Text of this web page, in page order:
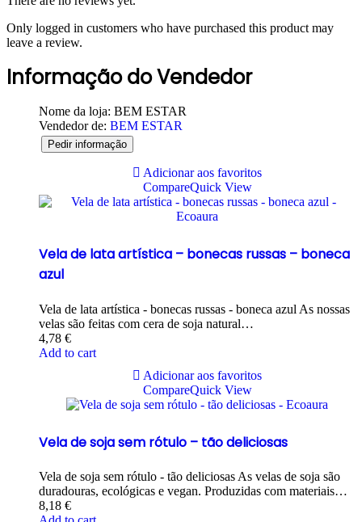
Only logged in customers who have purchased this product may
leave a review.
Informação do Vendedor
Nome da loja: BEM ESTAR
Vendedor de: BEM ESTAR
Pedir informação
Adicionar aos favoritos
CompareQuick View
Vela de lata artística – bonecas russas – boneca
azul
Vela de lata artística - bonecas russas - boneca azul As nossas
velas são feitas com cera de soja natural…
4,78 €
Add to cart
Adicionar aos favoritos
CompareQuick View
Vela de soja sem rótulo – tão deliciosas
Vela de soja sem rótulo - tão deliciosas As velas de soja são
duradouras, ecológicas e vegan. Produzidas com materiais…
8,18 €